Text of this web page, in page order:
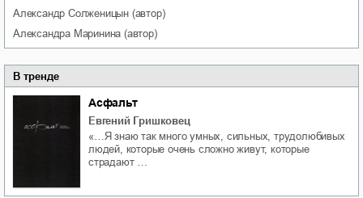
Александр Солженицын (автор)
Александра Маринина (автор)
В тренде
Асфальт
Евгений Гришковец
«…Я знаю так много умных, сильных, трудолюбивых
людей, которые очень сложно живут, которые
страдают …